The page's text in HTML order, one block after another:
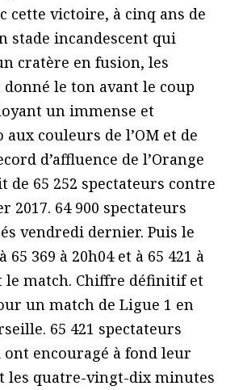
cette victoire, à cinq ans de
stade incandescent qui
cratère en fusion, les
le ton avant le coup
un immense et
couleurs de l’OM et de
d’affluence de l’Orange
de 65 252 spectateurs contre
2017. 64 900 spectateurs
vendredi dernier. Puis le
369 à 20h04 et à 65 421 à
le match. Chiffre définitif et
un match de Ligue 1 en
65 421 spectateurs
ont encouragé à fond leur
les quatre-vingt-dix minutes